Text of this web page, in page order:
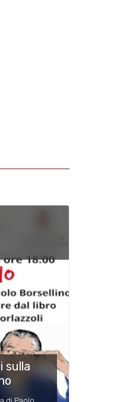
sulla